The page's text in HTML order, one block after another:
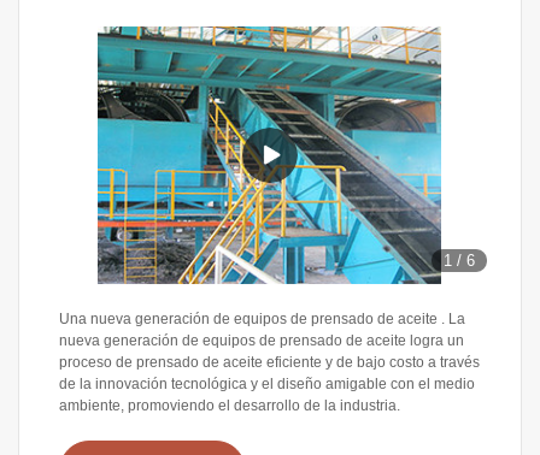
1 /6
Una nueva generación de equipos de prensado de aceite . La
nueva generación de equipos de prensado de aceite logra un
proceso de prensado de aceite eficiente y de bajo costo a través
de la innovación tecnológica y el diseño amigable con el medio
ambiente, promoviendo el desarrollo de la industria.